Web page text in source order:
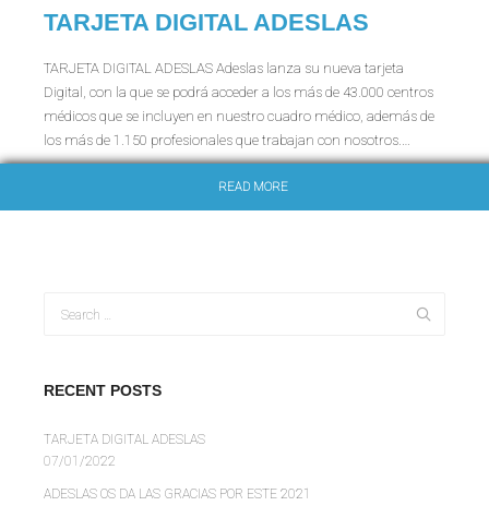
TARJETA DIGITAL ADESLAS
TARJETA DIGITAL ADESLAS Adeslas lanza su nueva tarjeta
Digital, con la que se podrá acceder a los más de 43.000 centros
médicos que se incluyen en nuestro cuadro médico, además de
los más de 1.150 profesionales que trabajan con nosotros.…
READ MORE
RECENT POSTS
TARJETA DIGITAL ADESLAS
07/01/2022
ADESLAS OS DA LAS GRACIAS POR ESTE 2021